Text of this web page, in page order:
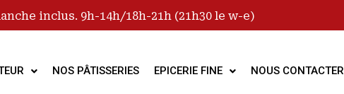
inclus. 9h-14h/18h-21h (21h30 le w-e)
NOS PÂTISSERIES EPICERIE FINE NOUS CONTACTER